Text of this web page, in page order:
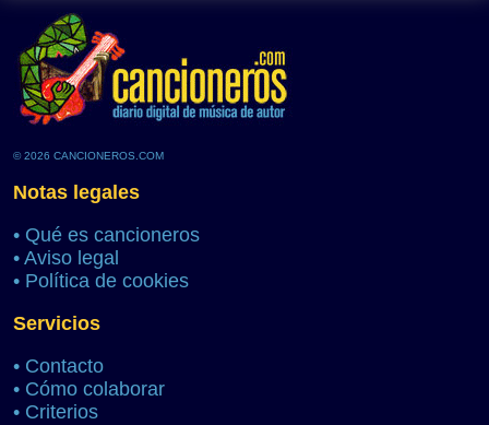
© 2026 CANCIONEROS.COM
Notas legales
• Qué es cancioneros
• Aviso legal
• Política de cookies
Servicios
• Contacto
• Cómo colaborar
• Criterios